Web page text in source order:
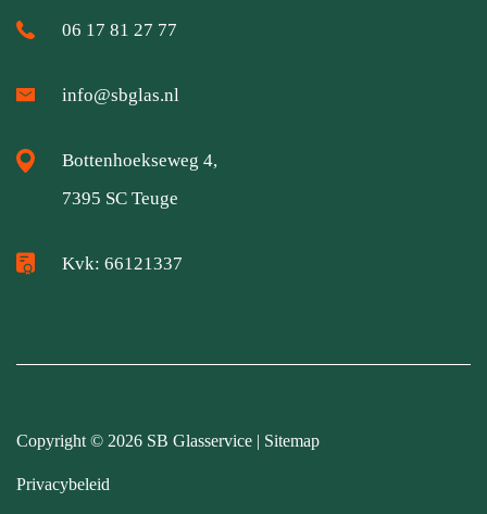
06 17 81 27 77
info@sbglas.nl
Bottenhoekseweg 4,
7395 SC Teuge
Kvk: 66121337
Copyright © 2026 SB Glasservice | Sitemap
Privacybeleid